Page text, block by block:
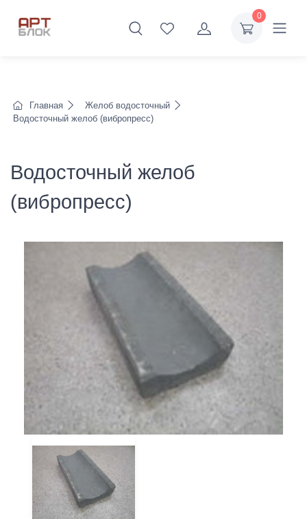
0
Главная
Желоб водосточный
Водосточный желоб (вибропресс)
Водосточный желоб
(вибропресс)